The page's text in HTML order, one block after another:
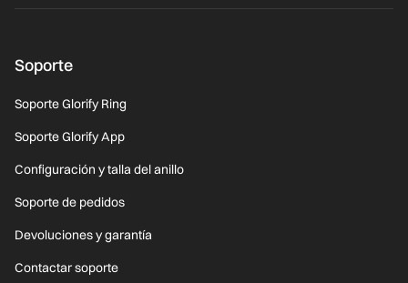
Soporte
Soporte Glorify Ring
Soporte Glorify App
Configuración y talla del anillo
Soporte de pedidos
Devoluciones y garantía
Contactar soporte